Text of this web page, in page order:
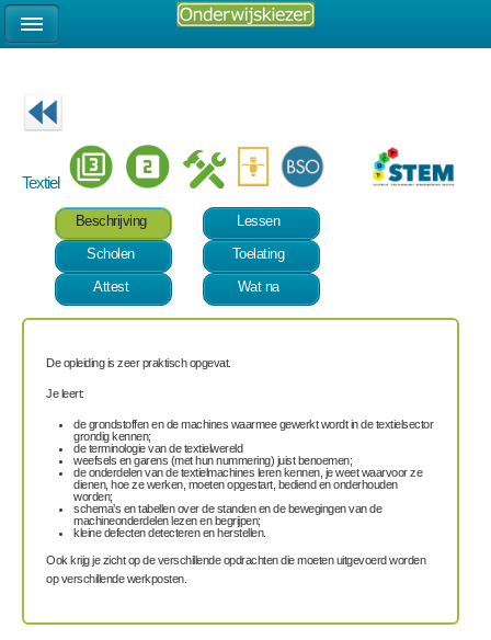
Textiel
Beschrijving
Lessen
Scholen
Toelating
Attest
Wat na
De opleiding is zeer praktisch opgevat.
Je leert:
de grondstoffen en de machines waarmee gewerkt wordt in de textielsector
grondig kennen;
de terminologie van de textielwereld
weefsels en garens (met hun nummering) juist benoemen;
de onderdelen van de textielmachines leren kennen, je weet waarvoor ze
dienen, hoe ze werken, moeten opgestart, bediend en onderhouden
worden;
schema’s en tabellen over de standen en de bewegingen van de
machineonderdelen lezen en begrijpen;
kleine defecten detecteren en herstellen.
Ook krijg je zicht op de verschillende opdrachten die moeten uitgevoerd worden
op verschillende werkposten.